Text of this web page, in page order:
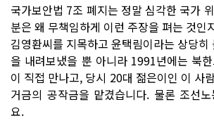
국가보안법 7조 폐지는 정말 심각한 국가
분은 왜 무책임하게 이런 주장을 펴는 것인
김영환씨를 지목하고 윤택림이라는 상당히
을 내려보냈을 뿐 아니라 1991년에는 북
이 직접 만나고, 당시 20대 젊은이인 이 사
거금의 공작금을 맡겼습니다. 물론 조선
요.